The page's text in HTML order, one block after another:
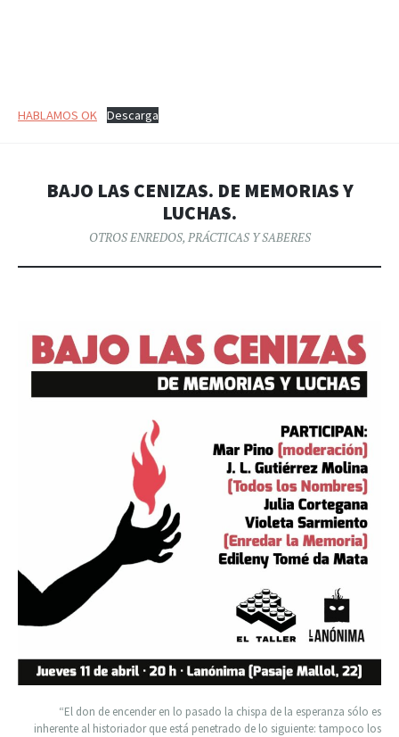
HABLAMOS OK Descarga
BAJO LAS CENIZAS. DE MEMORIAS Y
LUCHAS.
OTROS ENREDOS, PRÁCTICAS Y SABERES
“El don de encender en lo pasado la chispa de la esperanza sólo es
inherente al historiador que está penetrado de lo siguiente: tampoco los